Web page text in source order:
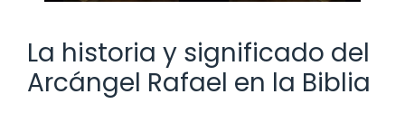
La historia y significado del
Arcángel Rafael en la Biblia